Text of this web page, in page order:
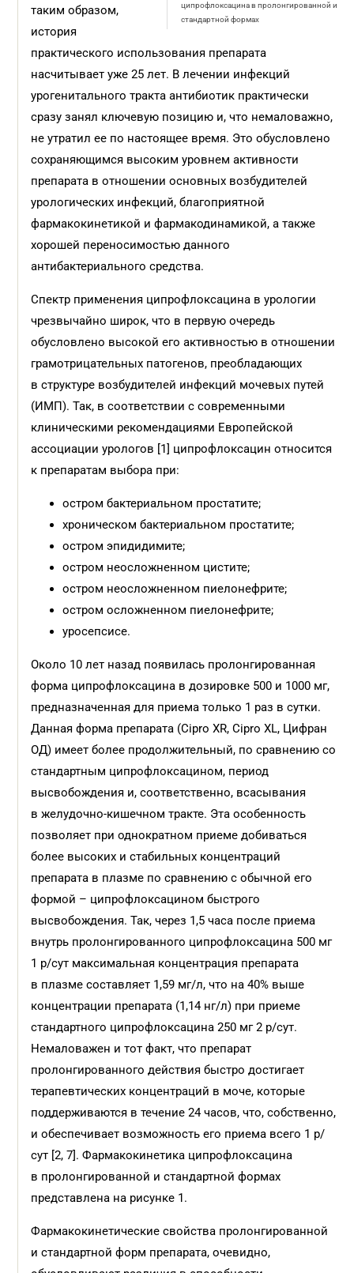
ципрофлоксацина в пролонгированной и
стандартной формах
таким образом,
история
практического использования препарата
насчитывает уже 25 лет. В лечении инфекций
урогенитального тракта антибиотик практически
сразу занял ключевую позицию и, что немаловажно,
не утратил ее по настоящее время. Это обусловлено
сохраняющимся высоким уровнем активности
препарата в отношении основных возбудителей
урологических инфекций, благоприятной
фармакокинетикой и фармакодинамикой, а также
хорошей переносимостью данного
антибактериального средства.
Спектр применения ципрофлоксацина в урологии
чрезвычайно широк, что в первую очередь
обусловлено высокой его активностью в отношении
грамотрицательных патогенов, преобладающих
в структуре возбудителей инфекций мочевых путей
(ИМП). Так, в соответствии с современными
клиническими рекомендациями Европейской
ассоциации урологов [1] ципрофлоксацин относится
к препаратам выбора при:
остром бактериальном простатите;
хроническом бактериальном простатите;
остром эпидидимите;
остром неосложненном цистите;
остром неосложненном пиелонефрите;
остром осложненном пиелонефрите;
уросепсисе.
Около 10 лет назад появилась пролонгированная
форма ципрофлоксацина в дозировке 500 и 1000 мг,
предназначенная для приема только 1 раз в сутки.
Данная форма препарата (Cipro XR, Cipro XL, Цифран
ОД) имеет более продолжительный, по сравнению со
стандартным ципрофлоксацином, период
высвобождения и, соответственно, всасывания
в желудочно-кишечном тракте. Эта особенность
позволяет при однократном приеме добиваться
более высоких и стабильных концентраций
препарата в плазме по сравнению с обычной его
формой – ципрофлоксацином быстрого
высвобождения. Так, через 1,5 часа после приема
внутрь пролонгированного ципрофлоксацина 500 мг
1 р/сут максимальная концентрация препарата
в плазме составляет 1,59 мг/л, что на 40% выше
концентрации препарата (1,14 нг/л) при приеме
стандартного ципрофлоксацина 250 мг 2 р/сут.
Немаловажен и тот факт, что препарат
пролонгированного действия быстро достигает
терапевтических концентраций в моче, которые
поддерживаются в течение 24 часов, что, собственно,
и обеспечивает возможность его приема всего 1 р/
сут [2, 7]. Фармакокинетика ципрофлоксацина
в пролонгированной и стандартной формах
представлена на рисунке 1.
Фармакокинетические свойства пролонгированной
и стандартной форм препарата, очевидно,